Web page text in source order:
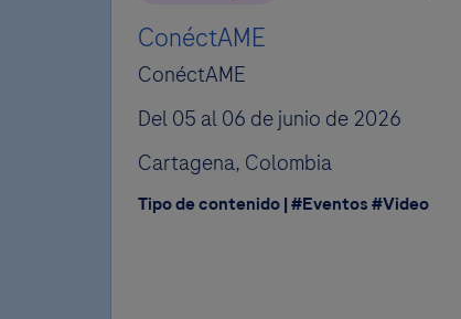
ConéctAME
ConéctAME
Del 05 al 06 de junio de 2026
Cartagena, Colombia
Tipo de contenido | #Eventos #Video